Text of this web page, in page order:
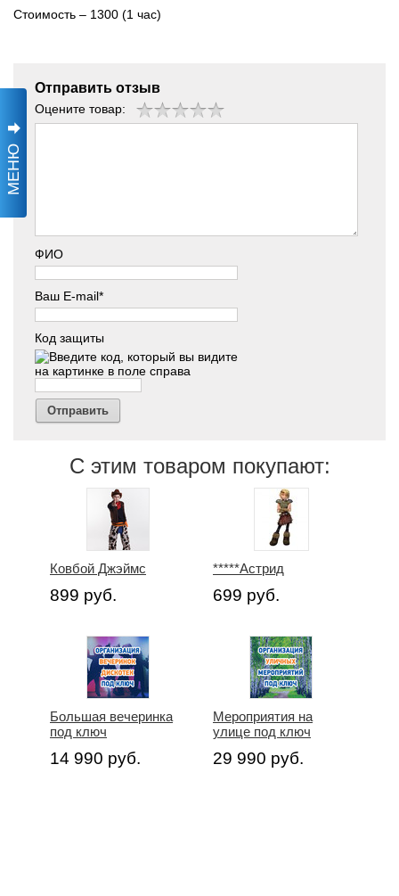
Стоимость – 1300 (1 час)
Отправить отзыв
Оцените товар:
ФИО
Ваш E-mail*
Код защиты
Отправить
С этим товаром покупают:
Ковбой Джэймс
899 руб.
*****Астрид
699 руб.
Большая вечеринка
под ключ
14 990 руб.
Мероприятия на
улице под ключ
29 990 руб.
МЕНЮ